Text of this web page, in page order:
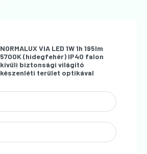
NORMALUX VIA LED 1W 1h 195lm
5700K (hidegfehér) IP40 falon
kívüli biztonsági világító
készenléti terület optikával